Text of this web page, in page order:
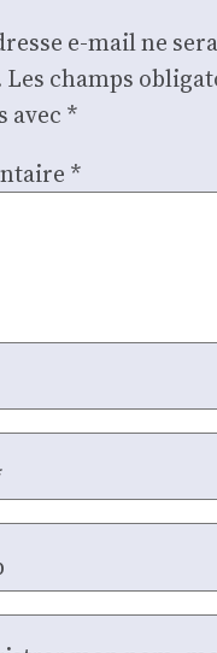
e-mail ne
Les champs
avec *
*